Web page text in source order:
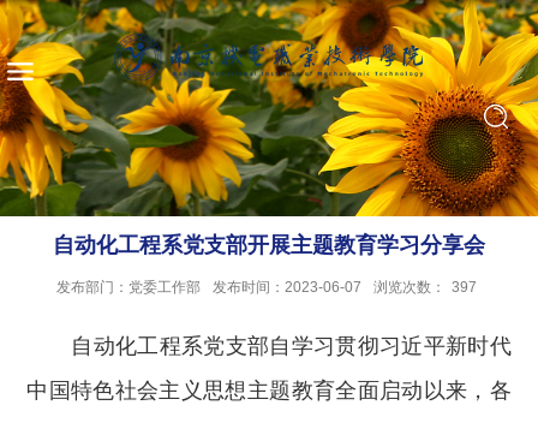
自动化工程系党支部开展主题教育学习分享会
发布部门：党委工作部 发布时间：2023-06-07 浏览次数： 397
自动化工程系党支部自 学习贯彻习近平新时代
中国特色社会主义思想主题教育全面启动 以来 ，各